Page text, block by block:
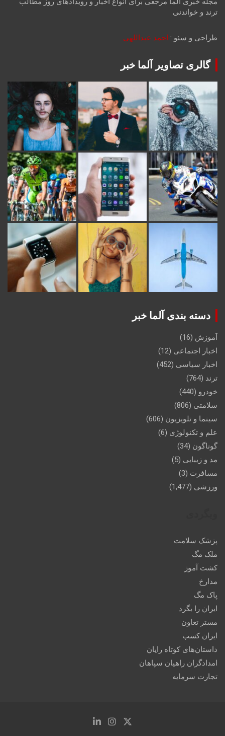
ترند و خواندنی
طراحی و سئو : احمد عبداللهی
گالری تصاویر آلما خبر
دسته بندی آلما خبر
آموزش (16)
اخبار اجتماعی (12)
اخبار سیاسی (452)
ترند (764)
خودرو (440)
سلامتی (806)
سینما و تلویزیون (606)
علم و تکنولوژی (6)
گوناگون (34)
مد و زیبایی (5)
مسافرت (3)
ورزشی (1,477)
پزشک سلامت
ملک مگ
کشت آموز
مدارخ
پاک مگ
ایران را بگرد
مستر تعاون
ایران کسب
داستان‌های کوتاه رایان
امدادگران راهیان سپاهان
تجارت سرمایه